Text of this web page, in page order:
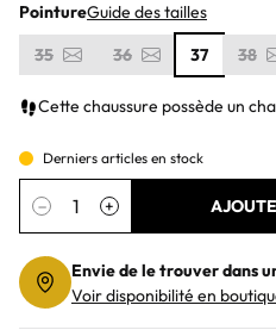
PointureGuide des tailles
35
36 37 38
Cette chaussure possède un
Derniers articles en stock
Quantité
− +
Envie de le trouver dans
Voir disponibilité en